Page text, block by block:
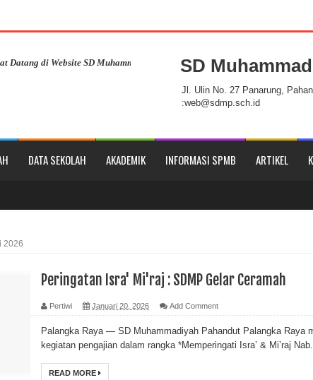
di Website SD Muhammadiyah Pahandut Palangka Raya
SD
Jl. Ulin No. 27 Panarung,
:web@sdmp.sch.id
DATA SEKOLAH AKADEMIK INFORMASI SPMB ARTIKEL
2026
Peringatan Isra' Mi'raj : SDMP Gelar Ceramah
Pertiwi Januari 20, 2026 Add Comment
Palangka Raya — SD Muhammadiyah Pahandut Palangka Raya
kegiatan pengajian dalam rangka *Memperingati Isra’ & Mi’raj
READ MORE